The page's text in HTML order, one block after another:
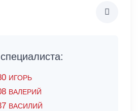
ИГОРЬ
ВАЛЕРИЙ
ВАСИЛИЙ